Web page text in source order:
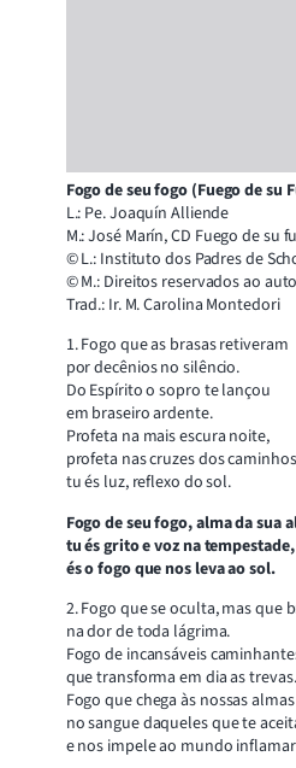
Fogo de seu fogo (Fuego de su
L.: Pe. Joaquín Alliende
M.: José Marín, CD Fuego de su
© L.: Instituto dos Padres de
© M.: Direitos reservados ao
Trad.: Ir. M. Carolina Montedori
1. Fogo que as brasas retiveram
por decênios no silêncio.
Do Espírito o sopro te lançou
em braseiro ardente.
Profeta na mais escura noite,
profeta nas cruzes dos
tu és luz, reflexo do sol.
Fogo de seu fogo, alma da sua
tu és grito e voz na tempestade,
és o fogo que nos leva ao sol.
2. Fogo que se oculta, mas que
na dor de toda lágrima.
Fogo de incansáveis
que transforma em dia as trevas.
Fogo que chega às nossas almas
no sangue daqueles que te
e nos impele ao mundo